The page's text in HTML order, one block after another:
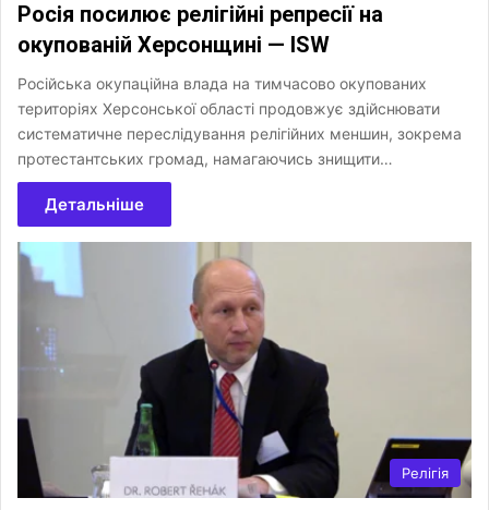
Росія посилює релігійні репресії на
окупованій Херсонщині — ISW
Російська окупаційна влада на тимчасово окупованих
територіях Херсонської області продовжує здійснювати
систематичне переслідування релігійних меншин, зокрема
протестантських громад, намагаючись знищити…
Детальніше
Релігія